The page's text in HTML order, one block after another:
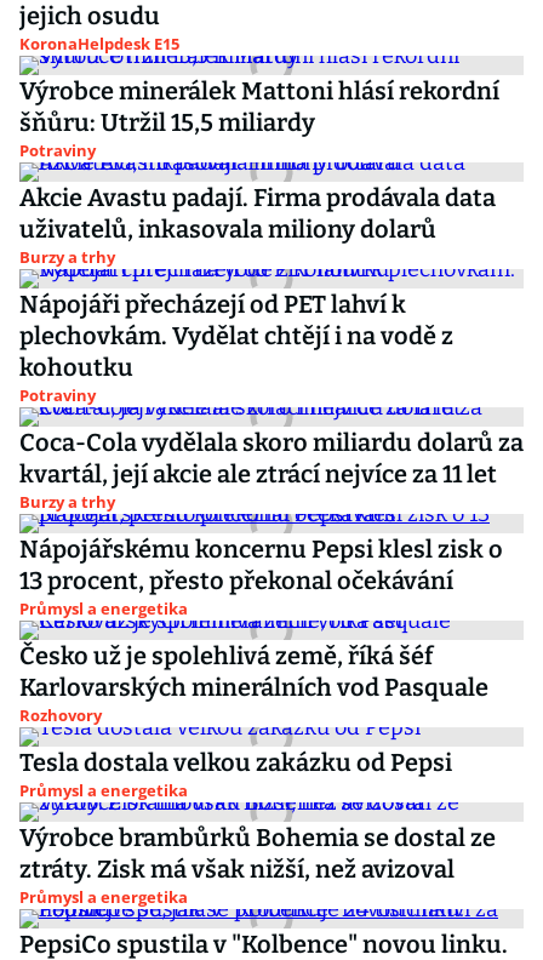
jejich osudu
KoronaHelpdesk E15
Výrobce minerálek Mattoni hlásí rekordní
šňůru: Utržil 15,5 miliardy
Potraviny
Akcie Avastu padají. Firma prodávala data
uživatelů, inkasovala miliony dolarů
Burzy a trhy
Nápojáři přecházejí od PET lahví k
plechovkám. Vydělat chtějí i na vodě z
kohoutku
Potraviny
Coca-Cola vydělala skoro miliardu dolarů za
kvartál, její akcie ale ztrácí nejvíce za 11 let
Burzy a trhy
Nápojářskému koncernu Pepsi klesl zisk o
13 procent, přesto překonal očekávání
Průmysl a energetika
Česko už je spolehlivá země, říká šéf
Karlovarských minerálních vod Pasquale
Rozhovory
Tesla dostala velkou zakázku od Pepsi
Průmysl a energetika
Výrobce brambůrků Bohemia se dostal ze
ztráty. Zisk má však nižší, než avizoval
Průmysl a energetika
PepsiCo spustila v "Kolbence" novou linku.